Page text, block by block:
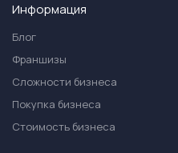
Информация
Блог
Франшизы
Сложности бизнеса
Покупка бизнеса
Стоимость бизнеса